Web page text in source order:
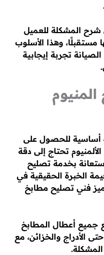
المشكلة للعميل
مستقبلًا، وهذا الأسلوب
تجربة إيجابية
للحصول على
تحتاج إلى دقة
بخدمة تصليح
الخبرة الحقيقية في
فني تصليح مطابخ
جميع أعطال المطابخ
الأدراج والخزائن، مع